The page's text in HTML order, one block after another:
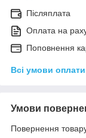
Післяплата
Оплата на
Поповнення
Всі умови оплати
Умови
Повернення